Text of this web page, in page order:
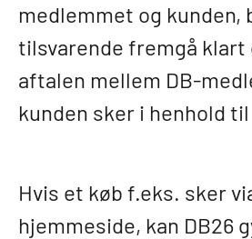
medlemmet og kunden,
tilsvarende fremgå klart
aftalen mellem DB-
kunden sker i henhold til
Hvis et køb f.eks. sker
hjemmeside, kan DB26